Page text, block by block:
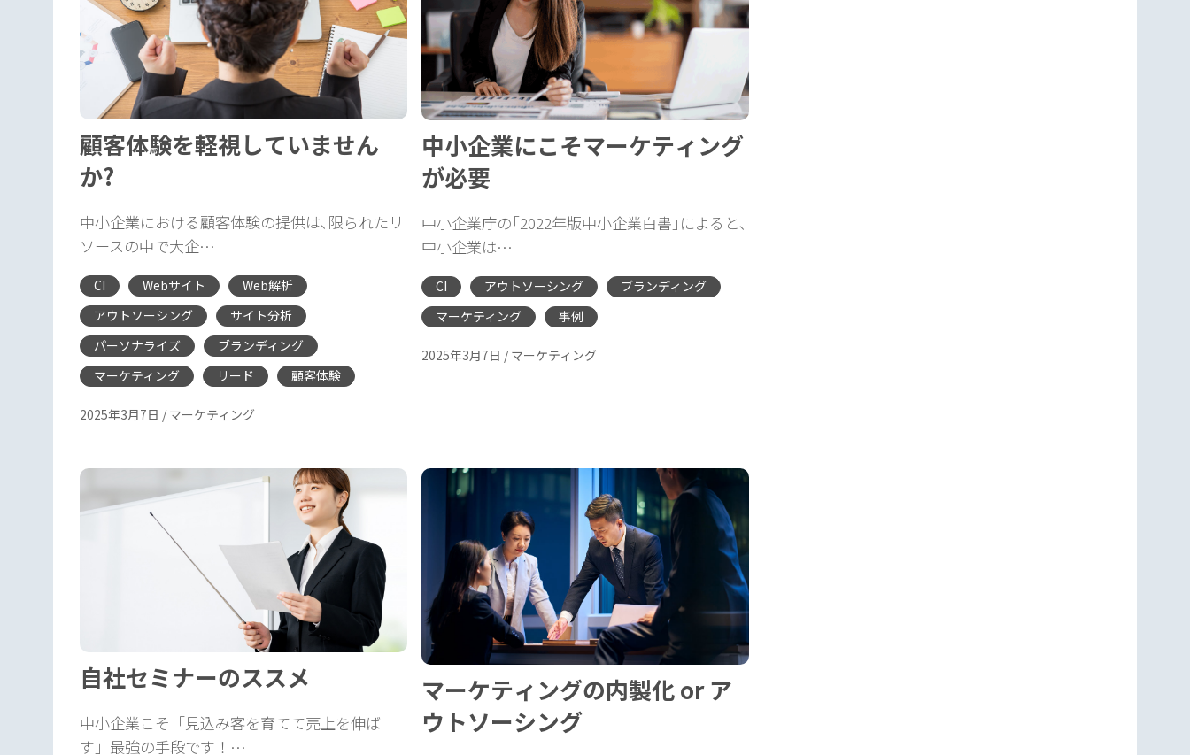
顧客体験を軽視していません
か?
中小企業における顧客体験の提供は､限られたリ
ソースの中で大企…
CI Webサイト
Web解析
アウトソーシング
サイト分析
パーソナライズ
ブランディング
マーケティング
リード 顧客体験
2025年3月7日 / マーケティング
中小企業にこそマーケティング
が必要
中小企業庁の｢2022年版中小企業白書｣によると､
中小企業は…
CI アウトソーシング
ブランディング
マーケティング
事例
2025年3月7日 / マーケティング
自社セミナーのススメ
中小企業こそ「見込み客を育てて売上を伸ば
す」最強の手段です！…
マーケティングの内製化 or ア
ウトソーシング